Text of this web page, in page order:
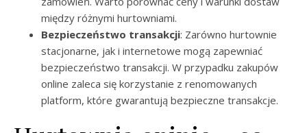
między różnymi hurtowniami.
Bezpieczeństwo transakcji: Zarówno hurtownie
stacjonarne, jak i internetowe mogą zapewniać
bezpieczeństwo transakcji. W przypadku zakupów
online zaleca się korzystanie z renomowanych
platform, które gwarantują bezpieczne transakcje.